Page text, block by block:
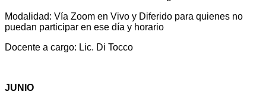
Modalidad: Vía Zoom en Vivo y Diferido para quienes no
puedan participar en ese día y horario
Docente a cargo: Lic. Di Tocco
JUNIO